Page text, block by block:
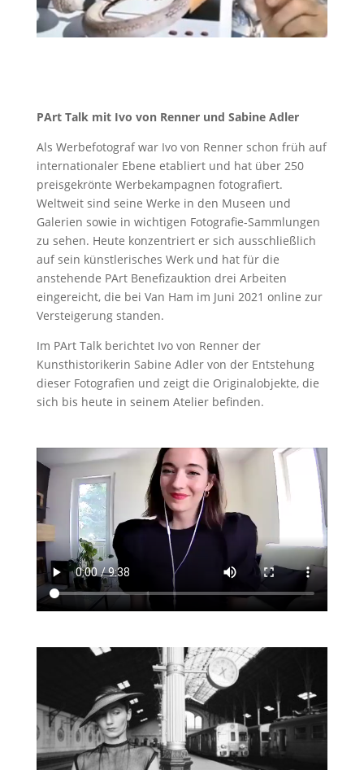
PArt Talk mit Ivo von Renner und Sabine Adler
Als Werbefotograf war Ivo von Renner schon früh auf
internationaler Ebene etabliert und hat über 250
preisgekrönte Werbekampagnen fotografiert.
Weltweit sind seine Werke in den Museen und
Galerien sowie in wichtigen Fotografie-Sammlungen
zu sehen. Heute konzentriert er sich ausschließlich
auf sein künstlerisches Werk und hat für die
anstehende PArt Benefizauktion drei Arbeiten
eingereicht, die bei Van Ham im Juni 2021 online zur
Versteigerung standen.
Im PArt Talk berichtet Ivo von Renner der
Kunsthistorikerin Sabine Adler von der Entstehung
dieser Fotografien und zeigt die Originalobjekte, die
sich bis heute in seinem Atelier befinden.